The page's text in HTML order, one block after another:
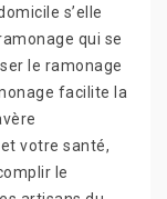
s’elle
qui se
le ramonage
facilite la
votre santé,
le